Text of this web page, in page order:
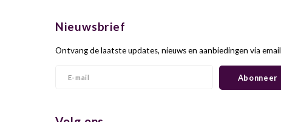
Nieuwsbrief
Ontvang de laatste updates, nieuws en aanbiedingen via email
Abonneer